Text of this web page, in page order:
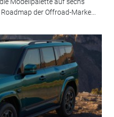
der Offroad-Marke...